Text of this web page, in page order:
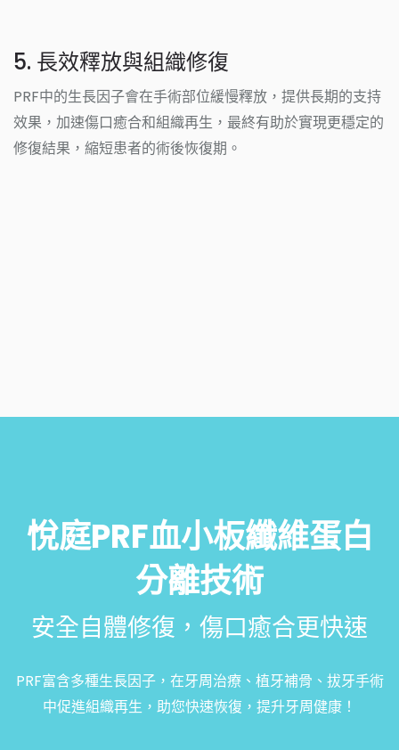
5. 長效釋放與組織修復
PRF中的生長因子會在手術部位緩慢釋放，提供長期的支持
效果，加速傷口癒合和組織再生，最終有助於實現更穩定的
修復結果，縮短患者的術後恢復期。
悅庭PRF血小板纖維蛋白
分離技術
安全自體修復，傷口癒合更快速
PRF富含多種生長因子，在牙周治療、植牙補骨、拔牙手術
中促進組織再生，助您快速恢復，提升牙周健康！